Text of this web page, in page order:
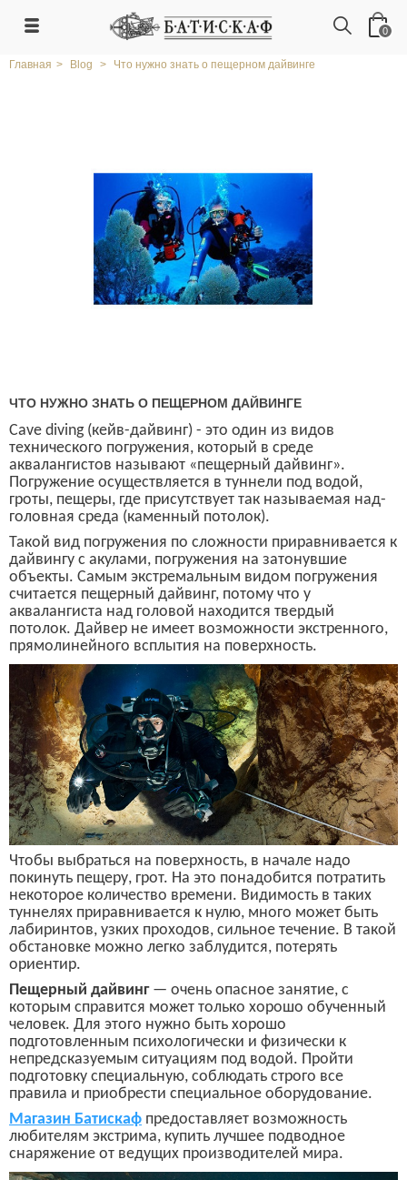
0
Главная > Blog > Что нужно знать о пещерном дайвинге
ЧТО НУЖНО ЗНАТЬ О ПЕЩЕРНОМ ДАЙВИНГЕ
Cave diving (кейв-дайвинг) - это один из видов
технического погружения, который в среде
аквалангистов называют «пещерный дайвинг».
Погружение осуществляется в туннели под водой,
гроты, пещеры, где присутствует так называемая над-
головная среда (каменный потолок).
Такой вид погружения по сложности приравнивается к
дайвингу с акулами, погружения на затонувшие
объекты. Самым экстремальным видом погружения
считается пещерный дайвинг, потому что у
аквалангиста над головой находится твердый
потолок. Дайвер не имеет возможности экстренного,
прямолинейного всплытия на поверхность.
Чтобы выбраться на поверхность, в начале надо
покинуть пещеру, грот. На это понадобится потратить
некоторое количество времени. Видимость в таких
туннелях приравнивается к нулю, много может быть
лабиринтов, узких проходов, сильное течение. В такой
обстановке можно легко заблудится, потерять
ориентир.
Пещерный дайвинг— очень опасное занятие, с
которым справится может только хорошо обученный
человек. Для этого нужно быть хорошо
подготовленным психологически и физически к
непредсказуемым ситуациям под водой. Пройти
подготовку специальную, соблюдать строго все
правила и приобрести специальное оборудование.
Магазин Батискаф предоставляет возможность
любителям экстрима, купить лучшее подводное
снаряжение от ведущих производителей мира.